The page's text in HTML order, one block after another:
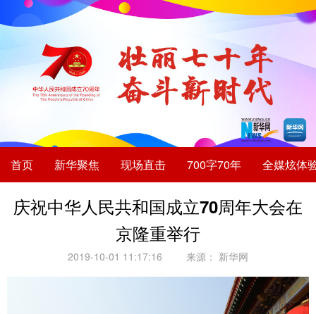
首页 新华聚焦 现场直击 700字70年 全媒炫体
庆祝中华人民共和国成立70周年大会在
京隆重举行
2019-10-01 11:17:16 来源： 新华网